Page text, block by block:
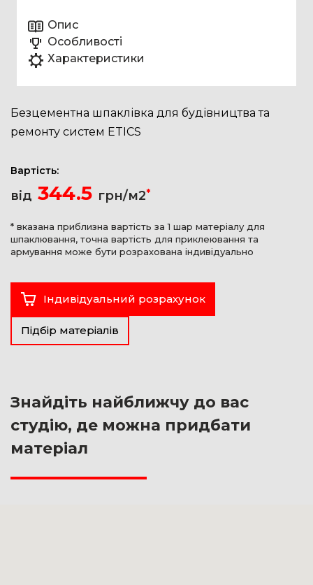
Опис
Особливості
Характеристики
Безцементна шпаклівка для будівництва та
ремонту систем ETICS
Вартість:
від 344.5 грн/м2*
* вказана приблизна вартість за 1 шар матеріалу для
шпаклювання, точна вартість для приклеювання та
армування може бути розрахована індивідуально
Індивідуальний розрахунок
Підбір матеріалів
Знайдіть найближчу до вас
студію, де можна придбати
матеріал